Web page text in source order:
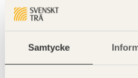
Samtycke
impregnerad splintved och
splintveden är helt